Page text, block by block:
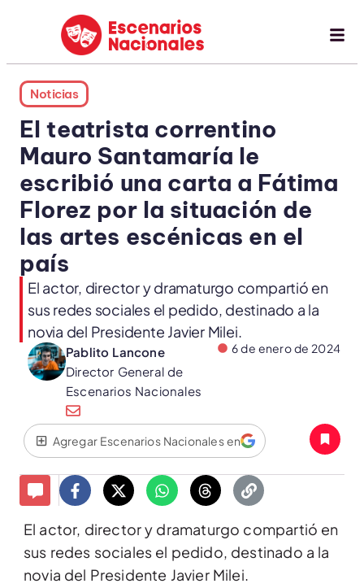
Noticias
El teatrista correntino
Mauro Santamaría le
escribió una carta a Fátima
Florez por la situación de
las artes escénicas en el
país
El actor, director y dramaturgo compartió en
sus redes sociales el pedido, destinado a la
novia del Presidente Javier Milei.
Pablito Lancone
Director General de
Escenarios Nacionales
6 de enero de 2024
Agregar Escenarios Nacionales en
El actor, director y dramaturgo compartió en
sus redes sociales el pedido, destinado a la
novia del Presidente Javier Milei.